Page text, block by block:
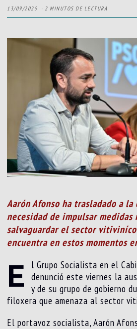
13/09/2025 2 MINUTOS DE LECTURA
Aarón Afonso ha trasladado a
necesidad de impulsar medidas
salvaguardar el sector
encuentra en estos momentos
E
l Grupo Socialista en el
denunció este viernes la
y de su grupo de gobierno
filoxera que amenaza al sector
El portavoz socialista, Aarón